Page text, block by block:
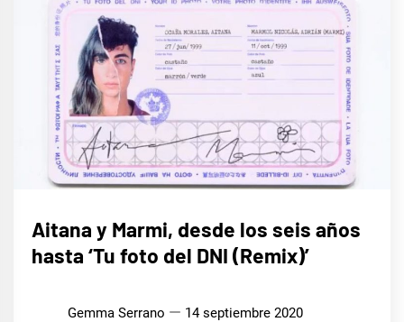
Aitana y Marmi, desde los seis años
hasta ‘Tu foto del DNI (Remix)’
Gemma Serrano 14 septiembre 2020